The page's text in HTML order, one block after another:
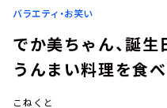
ログイン
バラエティ・お笑い
でか美ちゃん、誕
うんまい料理を食べ
こねくと